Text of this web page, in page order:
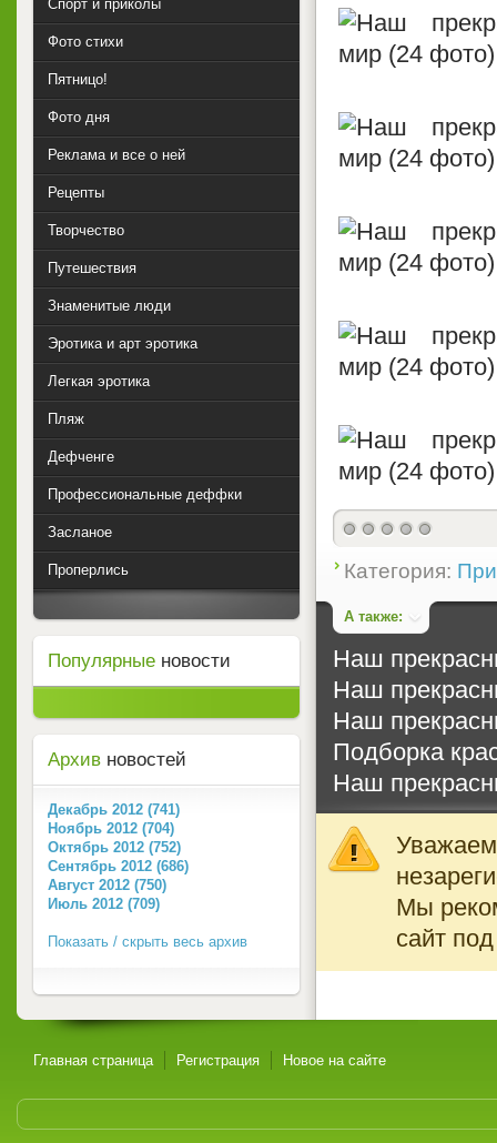
Категория:
А также:
Наш
Наш
Наш
Подборка
Наш
Мы
сайт
Спорт и приколы
Фото стихи
Пятницо!
Фото дня
Реклама и все о ней
Рецепты
Творчество
Путешествия
Знаменитые люди
Эротика и арт эротика
Легкая эротика
Пляж
Дефченге
Профессиональные деффки
Засланое
Проперлись
Популярные новости
Архив новостей
Декабрь 2012 (741)
Ноябрь 2012 (704)
Октябрь 2012 (752)
Сентябрь 2012 (686)
Август 2012 (750)
Июль 2012 (709)
Показать / скрыть весь архив
Главная страница Регистрация Новое на сайте